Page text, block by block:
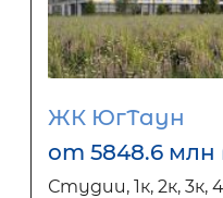
ЖК ЮгТаун
от 5848.6 млн
Студии, 1к, 2к,